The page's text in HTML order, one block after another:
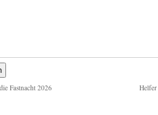
Fastnacht 2026